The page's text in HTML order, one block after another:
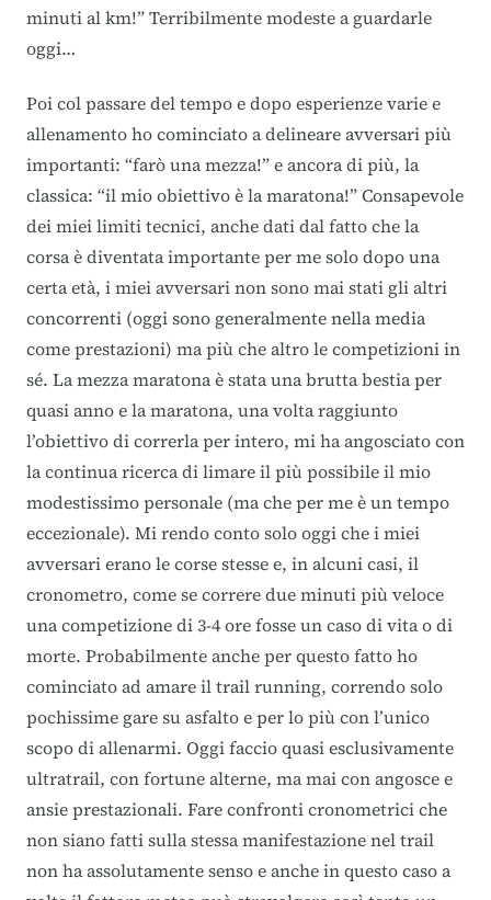
minuti al km!” Terribilmente modeste a guardarle
oggi…
Poi col passare del tempo e dopo esperienze varie e
allenamento ho cominciato a delineare avversari più
importanti: “farò una mezza!” e ancora di più, la
classica: “il mio obiettivo è la maratona!” Consapevole
dei miei limiti tecnici, anche dati dal fatto che la
corsa è diventata importante per me solo dopo una
certa età, i miei avversari non sono mai stati gli altri
concorrenti (oggi sono generalmente nella media
come prestazioni) ma più che altro le competizioni in
sé. La mezza maratona è stata una brutta bestia per
quasi anno e la maratona, una volta raggiunto
l’obiettivo di correrla per intero, mi ha angosciato con
la continua ricerca di limare il più possibile il mio
modestissimo personale (ma che per me è un tempo
eccezionale). Mi rendo conto solo oggi che i miei
avversari erano le corse stesse e, in alcuni casi, il
cronometro, come se correre due minuti più veloce
una competizione di 3-4 ore fosse un caso di vita o di
morte. Probabilmente anche per questo fatto ho
cominciato ad amare il trail running, correndo solo
pochissime gare su asfalto e per lo più con l’unico
scopo di allenarmi. Oggi faccio quasi esclusivamente
ultratrail, con fortune alterne, ma mai con angosce e
ansie prestazionali. Fare confronti cronometrici che
non siano fatti sulla stessa manifestazione nel trail
non ha assolutamente senso e anche in questo caso a